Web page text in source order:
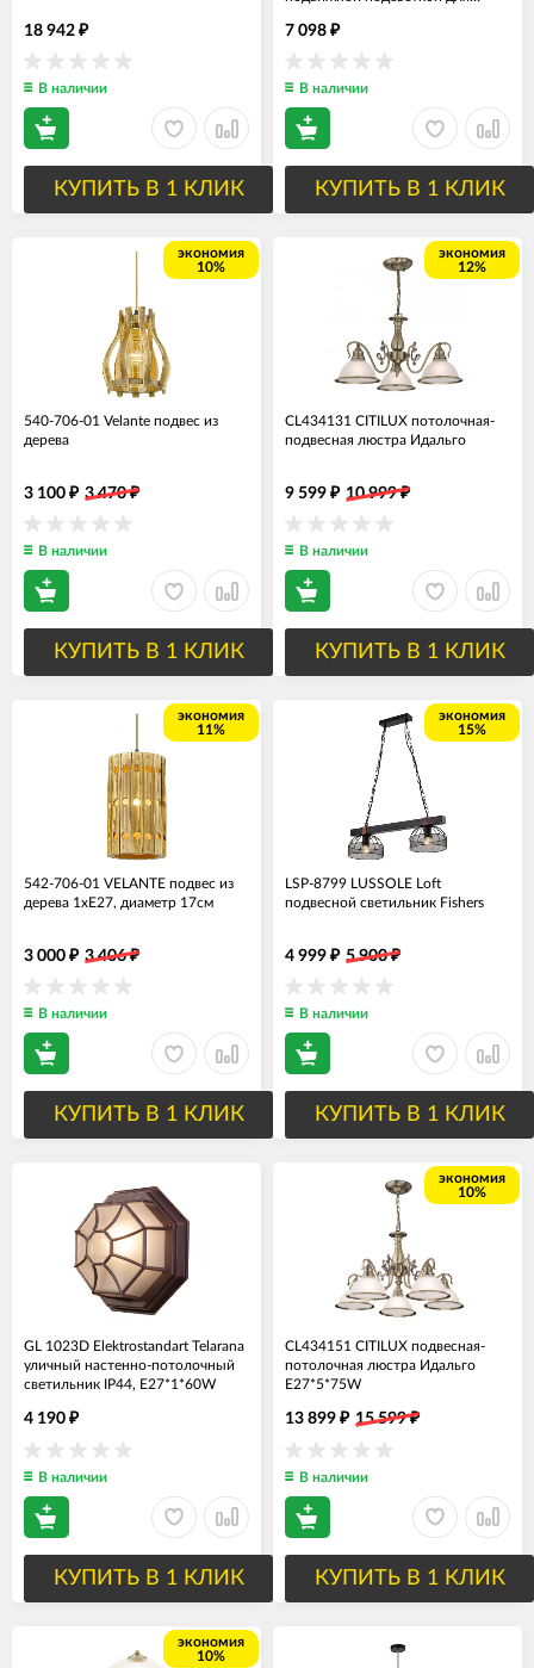
18 942 ₽
В наличии
КУПИТЬ В 1 КЛИК
7 098 ₽
В наличии
КУПИТЬ В 1 КЛИК
экономия
10%
540-706-01 Velante подвес из
дерева
3 100 ₽ 3 470₽
В наличии
КУПИТЬ В 1 КЛИК
экономия
12%
CL434131 CITILUX потолочная-
подвесная люстра Идальго
9 599 ₽ 10 999₽
В наличии
КУПИТЬ В 1 КЛИК
экономия
11%
542-706-01 VELANTE подвес из
дерева 1хЕ27, диаметр 17см
3 000 ₽ 3 406₽
В наличии
КУПИТЬ В 1 КЛИК
экономия
15%
LSP-8799 LUSSOLE Loft
подвесной светильник Fishers
4 999 ₽ 5 900₽
В наличии
КУПИТЬ В 1 КЛИК
GL 1023D Elektrostandart Telarana
уличный настенно-потолочный
светильник IP44, E27*1*60W
4 190 ₽
В наличии
КУПИТЬ В 1 КЛИК
экономия
10%
CL434151 CITILUX подвесная-
потолочная люстра Идальго
E27*5*75W
13 899 ₽ 15 599₽
В наличии
КУПИТЬ В 1 КЛИК
экономия
10%